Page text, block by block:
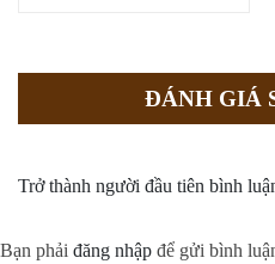
ĐÁNH GIÁ
Trở thành người đầu tiên bình
Bạn phải đăng nhập để gửi bình